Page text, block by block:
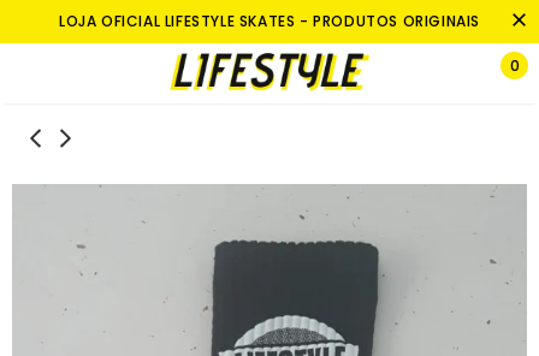
LOJA OFICIAL LIFESTYLE SKATES - PRODUTOS ORIGINAIS
0